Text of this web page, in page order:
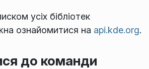
усіх бібліотек
ознайомитися на api.kde.org.
до команди